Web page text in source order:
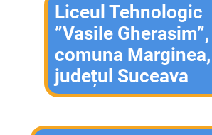
Liceul Tehnologic
”Vasile Gherasim”,
comuna Marginea,
județul Suceava